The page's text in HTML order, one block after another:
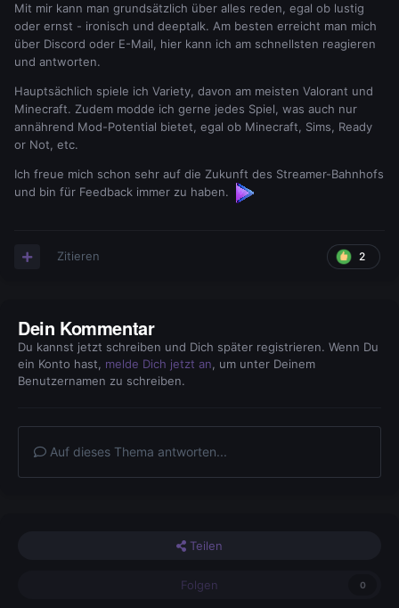
Mit mir kann man grundsätzlich über alles reden, egal ob lustig
oder ernst - ironisch und deeptalk. Am besten erreicht man mich
über Discord oder E-Mail, hier kann ich am schnellsten reagieren
und antworten.
Hauptsächlich spiele ich Variety, davon am meisten Valorant und
Minecraft. Zudem modde ich gerne jedes Spiel, was auch nur
annährend Mod-Potential bietet, egal ob Minecraft, Sims, Ready
or Not, etc.
Ich freue mich schon sehr auf die Zukunft des Streamer-Bahnhofs
und bin für Feedback immer zu haben.
2
Zitieren
Dein Kommentar
Du kannst jetzt schreiben und Dich später registrieren. Wenn Du
ein Konto hast, melde Dich jetzt an, um unter Deinem
Benutzernamen zu schreiben.
Auf dieses Thema antworten...
Teilen
Folgen 0